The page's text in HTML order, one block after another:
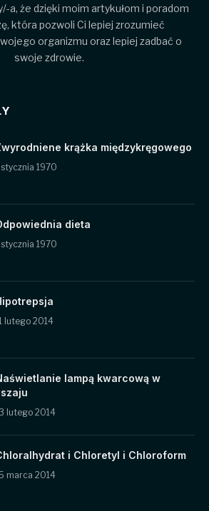
a, że dzięki moim artykułom i poradom
która pozwoli Ci lepiej zrozumieć
organizmu oraz lepiej zadbać o
swoje zdrowie.
krążka międzykręgowego
stycznia 1970
dieta
stycznia 1970
lutego 2014
lampą kwarcową w
lutego 2014
i Chloretyl i Chloroform
marca 2014